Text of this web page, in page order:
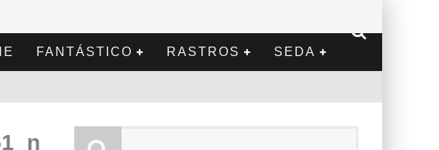
FANTÁSTICO RASTROS SEDA